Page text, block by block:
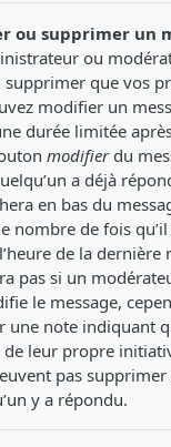
ou supprimer un
ou
que vos
modifier un
durée limitée
modifierdu
a déjà
en bas du
nombre de fois
de la dernière
pas si un
le message,
une note indiquant
leur propre
pas supprimer
y a répondu.